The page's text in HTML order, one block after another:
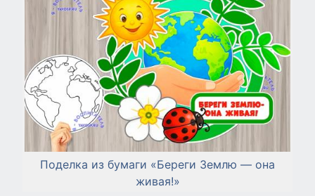
Поделка из бумаги «Береги Землю — она
живая!»